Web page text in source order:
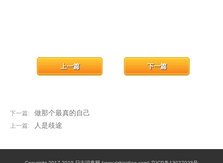
下一篇: 做那个最真的自己
下一篇
上一篇: 人是歧途
上一篇